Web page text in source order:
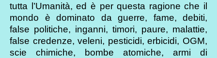
tutta l’Umanità, ed è per questa ragione che il
mondo è dominato da guerre, fame, debiti,
false politiche, inganni, timori, paure, malattie,
false credenze, veleni, pesticidi, erbicidi, OGM,
scie chimiche, bombe atomiche, armi di